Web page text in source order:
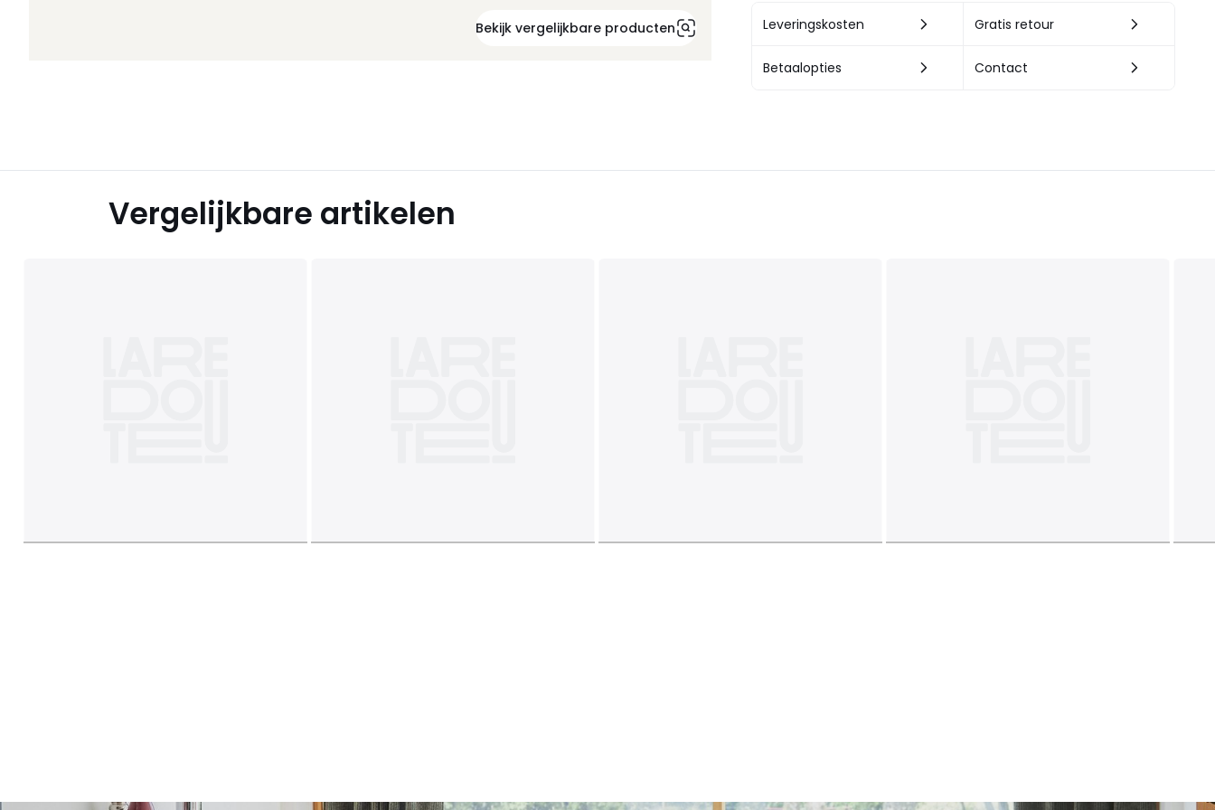
Bekijk vergelijkbare producten Leveringskosten Gratis retour
Betaalopties Contact
Vergelijkbare artikelen